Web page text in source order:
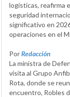
logísticas, reafirma
seguridad
significativo en
operaciones en el
PorRedacción
La ministra de
visita al Grupo
Rota, donde se
encuentro, Robles